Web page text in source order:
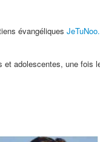
évangéliques
adolescentes, une fois